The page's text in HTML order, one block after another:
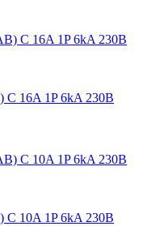
C 16A 1P 6kA 230В
C 10A 1P 6kA 230В